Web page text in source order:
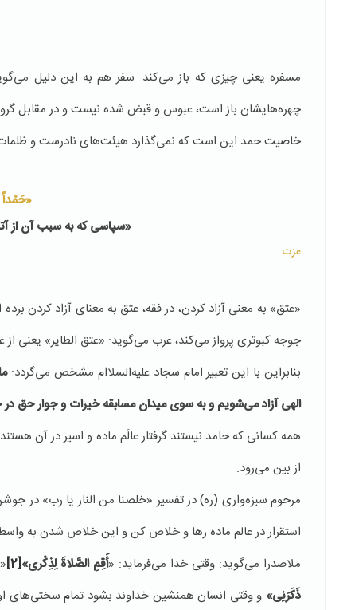
مسفره یعنی چیزی كه باز می‌كند. سفر هم به این دلیل
چهره‌هایشان باز است، عبوس و قبض شده نیست و در مقابل
خاصیت حمد این است كه نمی‌گذارد هیئت‌های نادرست و ظلمات
«حَمْداً
«سپاسى که‌ به‌ سبب ‌آن از‌
عزت
«عتق» به معنی آزاد كردن، در فقه، عتق به معنای آزاد
جوجه كبوتری پرواز می‌كند، عرب می‌گوید: «عتق الطایر» یعنی از
بنابراین با این تعبیر امام سجاد علیه‌السلاام مشخص می‌گردد:
الهی آزاد می‌شویم و به سوی میدان مسابقه خیرات و جوار حق
همه كسانی كه حامد نیستند گرفتار عالَم ماده و اسیر در آن
از بین می‌رود.
مرحوم سبزه‌واری (ره) در تفسیر «خلصنا من النار یا رب» در
استقرار در عالم ماده رها و خلاص كن و این خلاص شدن به
ملاصدرا می‌گوید:‌ وقتی خدا می‌فرماید: «أَقِمِ الصَّلاةَ لِذِكْری‏»[2]
ذَكَرَنِی‏» و وقتی انسان همنشین خداوند بشود تمام سختی‌های